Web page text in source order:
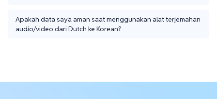
Apakah data saya aman saat menggunakan alat terjemahan
audio/video dari Dutch ke Korean?